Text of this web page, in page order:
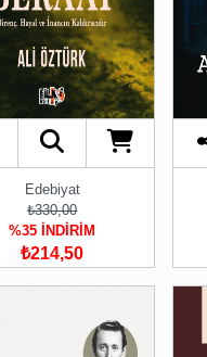
Edebiyat
₺330,00
%35 İNDİRİM
₺214,50